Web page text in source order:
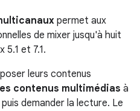
permet aux
de mixer jusqu'à huit
5.1 et 7.1.
leurs contenus
contenus multimédias à
demander la lecture. Le